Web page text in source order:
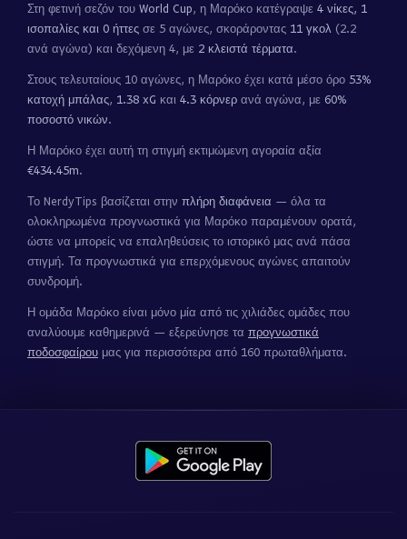
Στη φετινή σεζόν του World Cup, η Μαρόκο κατέγραψε 4 νίκες, 1
ισοπαλίες και 0 ήττες σε 5 αγώνες, σκοράροντας 11 γκολ (2.2
ανά αγώνα) και δεχόμενη 4, με 2 κλειστά τέρματα.
Στους τελευταίους 10 αγώνες, η Μαρόκο έχει κατά μέσο όρο 53%
κατοχή μπάλας, 1.38 xG και 4.3 κόρνερ ανά αγώνα, με 60%
ποσοστό νικών.
Η Μαρόκο έχει αυτή τη στιγμή εκτιμώμενη αγοραία αξία
€434.45m.
Το NerdyTips βασίζεται στην πλήρη διαφάνεια — όλα τα
ολοκληρωμένα προγνωστικά για Μαρόκο παραμένουν ορατά,
ώστε να μπορείς να επαληθεύσεις το ιστορικό μας ανά πάσα
στιγμή. Τα προγνωστικά για επερχόμενους αγώνες απαιτούν
συνδρομή.
Η ομάδα Μαρόκο είναι μόνο μία από τις χιλιάδες ομάδες που
αναλύουμε καθημερινά — εξερεύνησε τα προγνωστικά
ποδοσφαίρου μας για περισσότερα από 160 πρωταθλήματα.